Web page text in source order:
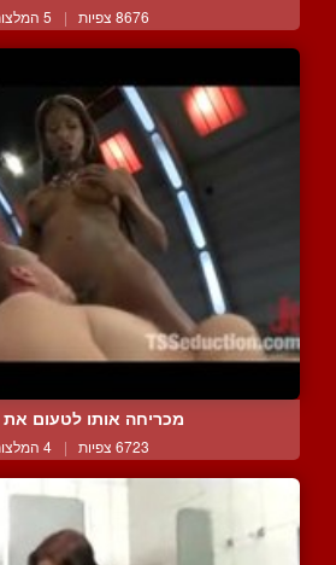
8676 צפיות | 5 המלצות
מכריחה אותו לטעום
6723 צפיות | 4 המלצות